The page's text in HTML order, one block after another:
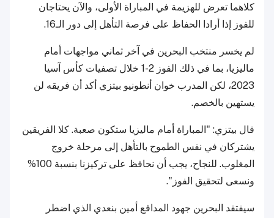
كلاهما تعرض للهزيمة في المباراة الأولى، والآن يحتاجان
للفوز إذا أرادا الحفاظ على فرصة التأهل إلى دور الـ16.
لم يخسر منتخب البحرين في آخر ثماني مواجهات أمام
ماليزيا، بما في ذلك الفوز 2-1 خلال تصفيات كأس آسيا
2023، لكن المدرب خوان أنطونيو بيتزي أكد أن فريقه لن
يستهين بالخصم.
قال بيتزي: "المباراة أمام ماليزيا ستكون صعبة. كلا الفريقين
يشتركان في نفس الطموح بالتأهل إلى مرحلة خروج
المغلوب. للنجاح، يجب أن نحافظ على تركيزنا بنسبة 100%
ونسعى لتحقيق الفوز".
سيفتقد البحرين جهود المدافع أمين بنعدي الذي اضطر